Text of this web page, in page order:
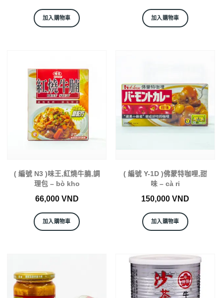
加入購物車 加入購物車
( 編號 N3 )味王,紅燒牛腩,調
理包 – bò kho
66,000 VND
加入購物車
( 編號 Y-1D )佛蒙特咖哩,甜
味 – cà ri
150,000 VND
加入購物車